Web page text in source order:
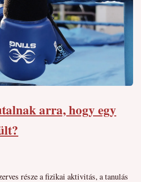
arra, hogy egy
része a fizikai aktivitás, a tanulás